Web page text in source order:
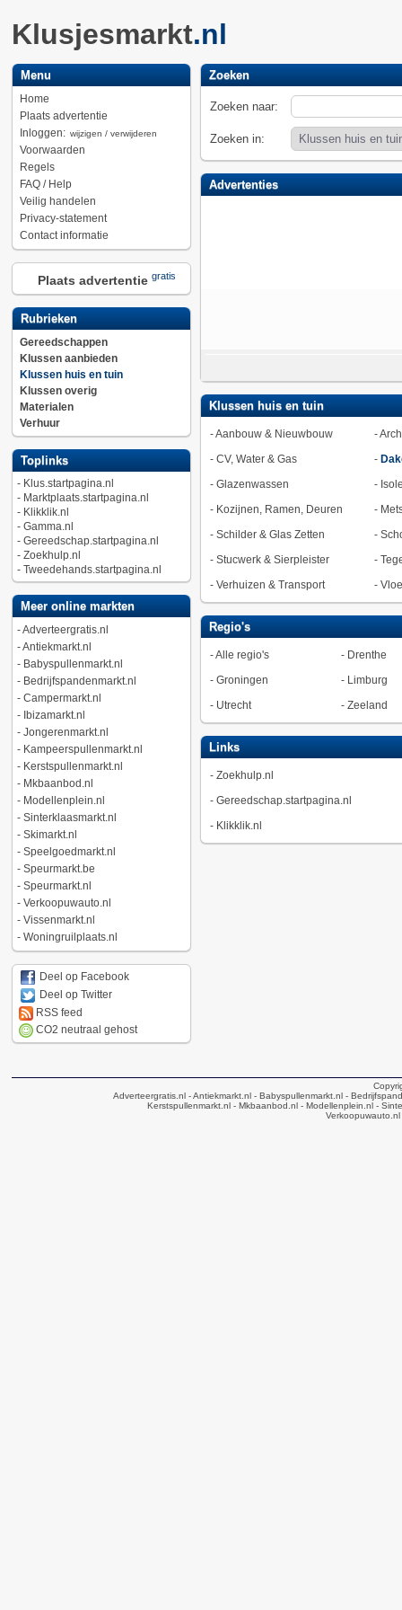
Klusjesmarkt.nl
Menu
Home
Plaats advertentie
Inloggen: wijzigen / verwijderen
Voorwaarden
Regels
FAQ / Help
Veilig handelen
Privacy-statement
Contact informatie
Plaats advertentie gratis
Rubrieken
Gereedschappen
Klussen aanbieden
Klussen huis en tuin
Klussen overig
Materialen
Verhuur
Toplinks
- Klus.startpagina.nl
- Marktplaats.startpagina.nl
- Klikklik.nl
- Gamma.nl
- Gereedschap.startpagina.nl
- Zoekhulp.nl
- Tweedehands.startpagina.nl
Meer online markten
-Adverteergratis.nl
-Antiekmarkt.nl
- Babyspullenmarkt.nl
- Bedrijfspandenmarkt.nl
- Campermarkt.nl
- Ibizamarkt.nl
- Jongerenmarkt.nl
- Kampeerspullenmarkt.nl
- Kerstspullenmarkt.nl
- Mkbaanbod.nl
- Modellenplein.nl
- Sinterklaasmarkt.nl
- Skimarkt.nl
- Speelgoedmarkt.nl
- Speurmarkt.be
- Speurmarkt.nl
- Verkoopuwauto.nl
- Vissenmarkt.nl
- Woningruilplaats.nl
Deel op Facebook
Deel op Twitter
RSS feed
CO2 neutraal gehost
Zoeken
Zoeken naar:
Zoeken in:
Advertenties
Klussen huis en tuin
-Aanbouw & Nieuwbouw -
- CV, Water & Gas -
- Glazenwassen -
- Kozijnen, Ramen, Deuren -
- Schilder & Glas Zetten -
- Stucwerk & Sierpleister -
- Verhuizen & Transport -
Regio's
-Alle regio's - Drenthe
- Groningen - Limburg
- Utrecht - Zeeland
Links
- Zoekhulp.nl
- Gereedschap.startpagina.nl
- Klikklik.nl
Adverteergratis.nl - Antiekmarkt.nl - Babyspullenmarkt.nl -
Kerstspullenmarkt.nl- Mkbaanbod.nl- Modellenplein.nl-
Verkoopuwauto.nl